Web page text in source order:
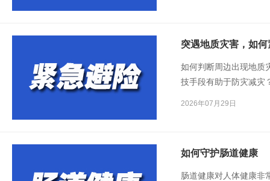
突遇地质灾害，如
如何判断周边出现地质
技手段有助于防灾减灾
2026年07月29日
如何守护肠道健康
肠道健康对人体健康非